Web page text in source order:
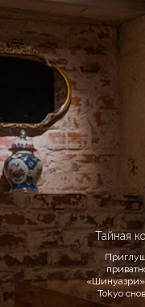
Тайная
«Шинуазри»
Tokyo
Comfort food с вином и
― г. Москва, ул. Большая
― г. Москва, ул.